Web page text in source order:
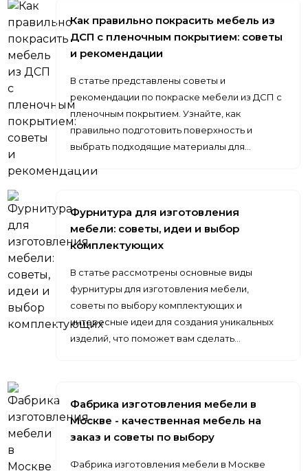
Как правильно покрасить мебель из
ДСП с пленочным покрытием: советы
и рекомендации
В статье представлены советы и
рекомендации по покраске мебели из ДСП с
пленочным покрытием. Узнайте, как
правильно подготовить поверхность и
выбрать подходящие материалы для…
Фурнитура для изготовления
мебели: советы, идеи и выбор
комплектующих
В статье рассмотрены основные виды
фурнитуры для изготовления мебели,
советы по выбору комплектующих и
интересные идеи для создания уникальных
изделий, что поможет вам сделать…
Фабрика изготовления мебели в
Москве - качественная мебель на
заказ и советы по выбору
Фабрика изготовления мебели в Москве